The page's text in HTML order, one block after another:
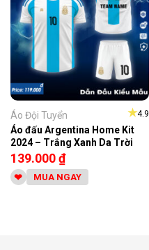
★4.9
Áo Đội Tuyển
Áo đấu Argentina Home Kit
2024 – Trắng Xanh Da Trời
139.000₫
MUA NGAY